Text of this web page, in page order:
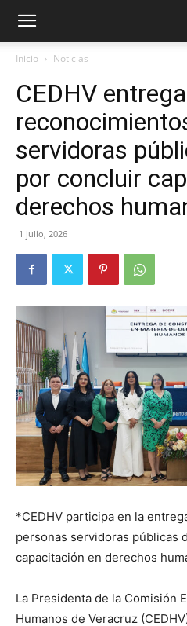
Inicio Noticias
CEDHV entrega
servidoras
por concluir
derechos
1 julio, 2026
*CEDHV participa en la
personas servidoras públicas
capacitación en derechos
La Presidenta de la Comisión
Humanos de Veracruz